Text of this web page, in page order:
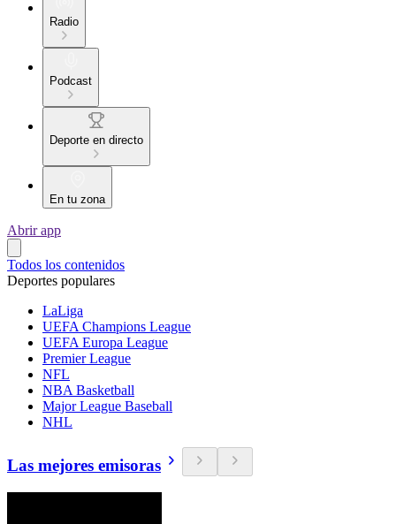
Radio
Podcast
Deporte en directo
En tu zona
Abrir app
Todos los contenidos
Deportes populares
LaLiga
UEFA Champions League
UEFA Europa League
Premier League
NFL
NBA Basketball
Major League Baseball
NHL
Las mejores emisoras